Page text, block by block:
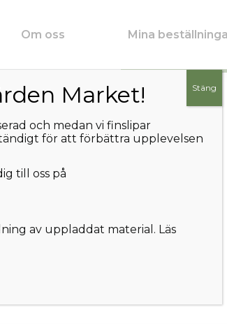
Om oss Mina
skapa ett nytt lösenord via e-post.
Market!
och medan vi finslipar
för att förbättra upplevelsen
till oss på
av uppladdat material. Läs
Stäng